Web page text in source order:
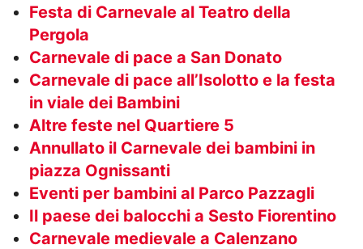
Festa di Carnevale al Teatro della
Pergola
Carnevale di pace a San Donato
Carnevale di pace all’Isolotto e la festa
in viale dei Bambini
Altre feste nel Quartiere 5
Annullato il Carnevale dei bambini in
piazza Ognissanti
Eventi per bambini al Parco Pazzagli
Il paese dei balocchi a Sesto Fiorentino
Carnevale medievale a Calenzano